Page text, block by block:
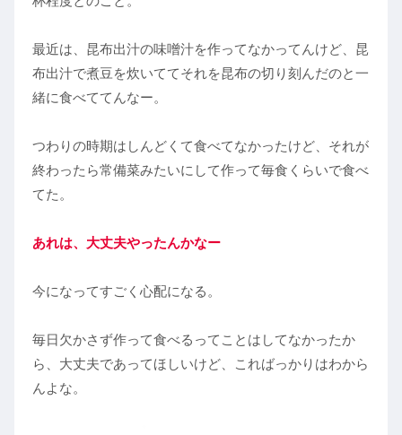
最近は、昆布出汁の味噌汁を作ってなかってんけど、昆
布出汁で煮豆を炊いててそれを昆布の切り刻んだのと一
緒に食べててんなー。
つわりの時期はしんどくて食べてなかったけど、それが
終わったら常備菜みたいにして作って毎食くらいで食べ
てた。
あれは、大丈夫やったんかなー
今になってすごく心配になる。
毎日欠かさず作って食べるってことはしてなかったか
ら、大丈夫であってほしいけど、こればっかりはわから
んよな。